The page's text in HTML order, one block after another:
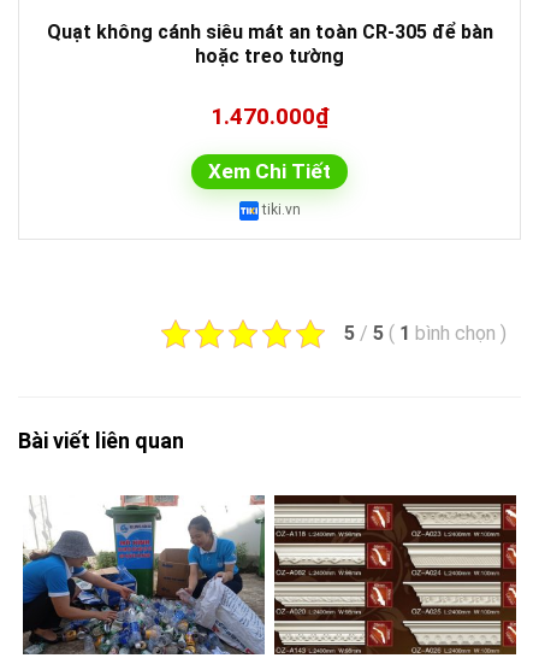
Quạt không cánh siêu mát an toàn CR-305 để bàn
hoặc treo tường
1.470.000₫
Xem Chi Tiết
tiki.vn
5 / 5 ( 1 bình chọn )
Bài viết liên quan